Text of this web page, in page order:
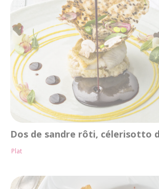
Dos de sandre rôti, célerisotto
Plat